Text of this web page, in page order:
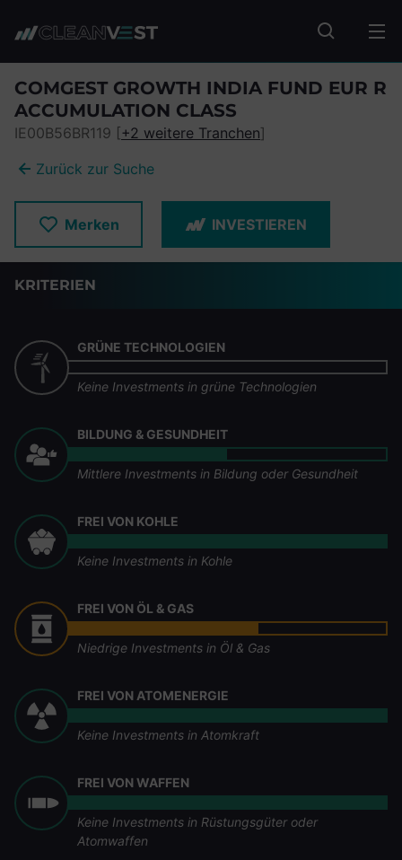
Fonds
COMGEST GROWTH INDIA FUND EUR R
ACCUMULATION CLASS
IE00B56BR119 [+2 weitere Tranchen]
Zurück zur Suche
Merken INVESTIEREN
KRITERIEN
GRÜNE TECHNOLOGIEN
Keine Investments in grüne Technologien
BILDUNG & GESUNDHEIT
Mittlere Investments in Bildung oder Gesundheit
FREI VON KOHLE
Keine Investments in Kohle
FREI VON ÖL & GAS
Niedrige Investments in Öl & Gas
FREI VON ATOMENERGIE
Keine Investments in Atomkraft
FREI VON WAFFEN
Keine Investments in Rüstungsgüter oder
Atomwaffen